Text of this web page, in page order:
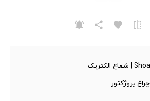
چراغ پروژکتور